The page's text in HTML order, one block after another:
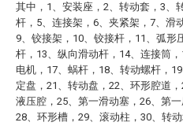
其中，1、安装座，2、转动套，3、
杆，5、连接架，6、夹紧架，7、滑
9、铰接架，10、铰接杆，11、弧形
杆，13、纵向滑动杆，14、连接筒
电机，17、蜗杆，18、转动螺杆，
定盘，21、转动盘，22、环形腔道
液压腔，25、第一滑动塞，26、第一
28、环形槽，29、滚动柱，30、转